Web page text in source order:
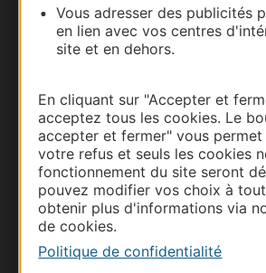
Vous adresser des publicités
en lien avec vos centres
site et en dehors.
En cliquant sur "Accepter et
acceptez tous les cookies. Le
accepter et fermer" vous
votre refus et seuls les cookies
fonctionnement du site seront
pouvez modifier vos choix à
obtenir plus d'informations via
de cookies.
Politique de confidentialité
Carte interactive